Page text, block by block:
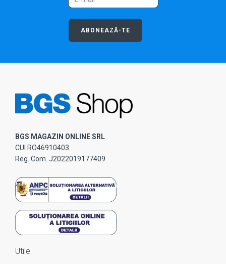
ABONEAZĂ-TE
BGS MAGAZIN ONLINE SRL
CUI RO46910403
Reg. Com. J2022019177409
Utile